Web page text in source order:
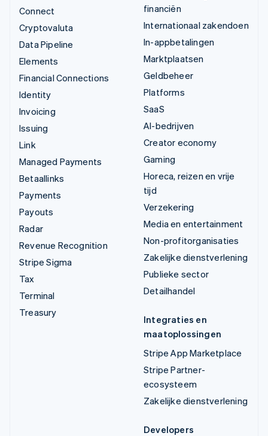
Connect
Cryptovaluta
Data Pipeline
Elements
Financial Connections
Identity
Invoicing
Issuing
Link
Managed Payments
Betaallinks
Payments
Payouts
Radar
Revenue Recognition
Stripe Sigma
Tax
Terminal
Treasury
financiën
Internationaal zakendoen
In-appbetalingen
Marktplaatsen
Geldbeheer
Platforms
SaaS
AI-bedrijven
Creator economy
Gaming
Horeca, reizen en vrije
tijd
Verzekering
Media en entertainment
Non-profitorganisaties
Zakelijke dienstverlening
Publieke sector
Detailhandel
Integraties en
maatoplossingen
Stripe App Marketplace
Stripe Partner-
ecosysteem
Zakelijke dienstverlening
Developers